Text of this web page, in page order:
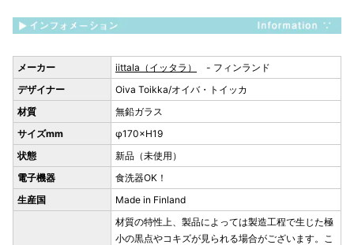
メーカー iittala（イッタラ）
- フィンランド
デザイナー
Oiva Toikka/オイバ・トイッカ
材質
無鉛ガラス
サイズmm
φ170×H19
状態
新品（未使用）
電子機器
食洗器OK！
生産国
Made in Finland
材質の特性上、製品によっては製造工程で生じた極
小の黒点やコキズが見られる場合がございます。こ